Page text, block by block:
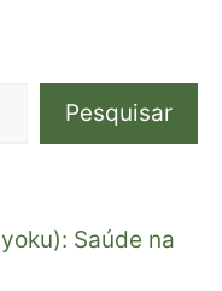
Pesquisar
Saúde na